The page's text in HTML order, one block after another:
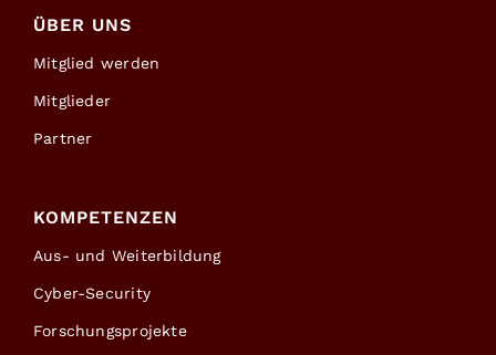
ÜBER UNS
Mitglied werden
Mitglieder
Partner
KOMPETENZEN
Aus- und Weiterbildung
Cyber-Security
Forschungsprojekte